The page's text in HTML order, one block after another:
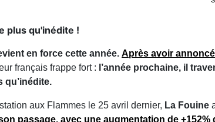
plus qu'inédite !
en force cette année. Après avoir
français frappe fort : l’année prochaine, il
qu’inédite.
aux Flammes le 25 avril dernier, La Fouine
passage, avec une augmentation de +152%